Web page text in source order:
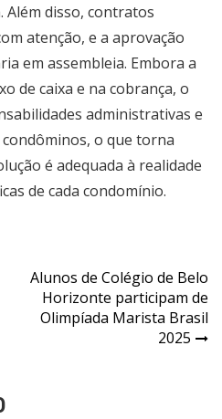
Além disso, contratos
atenção, e a aprovação
em assembleia. Embora a
de caixa e na cobrança, o
administrativas e
o que torna
é adequada à realidade
de cada condomínio.
Alunos de Colégio de Belo
Horizonte participam de
Olimpíada Marista Brasil
2025